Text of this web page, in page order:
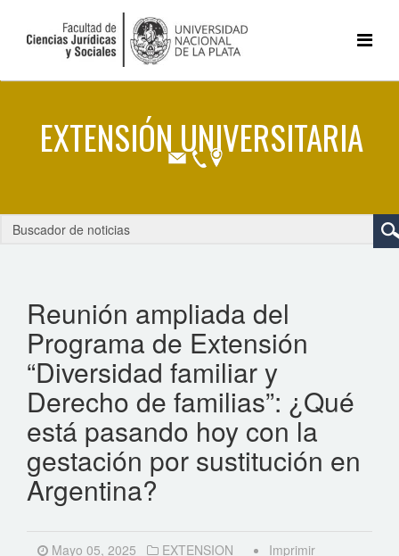
Reunión ampliada del
Programa de Extensión
“Diversidad familiar y
Derecho de familias”: ¿Qué
está pasando hoy con la
gestación por sustitución en
Argentina?
Mayo 05, 2025 EXTENSION
Imprimir